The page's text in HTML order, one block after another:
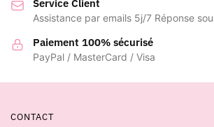
Service Client
Assistance par emails 5j/7 Réponse
Paiement 100% sécurisé
PayPal / MasterCard / Visa
CONTACT